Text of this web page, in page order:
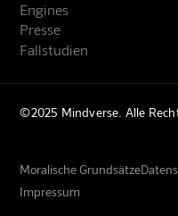
Engines
Presse
Fallstudien
©2025 Mindverse. Alle
Moralische Grundsätze
Impressum